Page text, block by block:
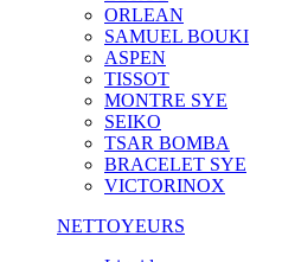
ORLEAN
SAMUEL BOUKI
ASPEN
TISSOT
MONTRE SYE
SEIKO
TSAR BOMBA
BRACELET SYE
VICTORINOX
NETTOYEURS